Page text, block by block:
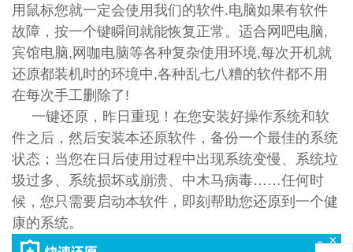
用鼠标您就一定会使用我们的软件.电脑如果有软件
故障，按一个键瞬间就能恢复正常。适合网吧电脑,
宾馆电脑,网咖电脑等各种复杂使用环境,每次开机就
还原都装机时的环境中,各种乱七八糟的软件都不用
在每次手工删除了!
一键还原，昨日重现！在您安装好操作系统和软
件之后，然后安装本还原软件，备份一个最佳的系统
状态；当您在日后使用过程中出现系统变慢、系统垃
圾过多、系统损坏或崩溃、中木马病毒……任何时
候，您只需要启动本软件，即刻帮助您还原到一个健
康的系统。